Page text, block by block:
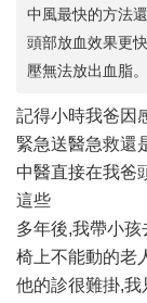
中風最快的方法
頭部放血效果更
壓無法放出血脂。
記得小時我爸因
緊急送醫急救還
中醫直接在我爸
這些
多年後,我帶小
椅上不能動的老
他的診很難掛,